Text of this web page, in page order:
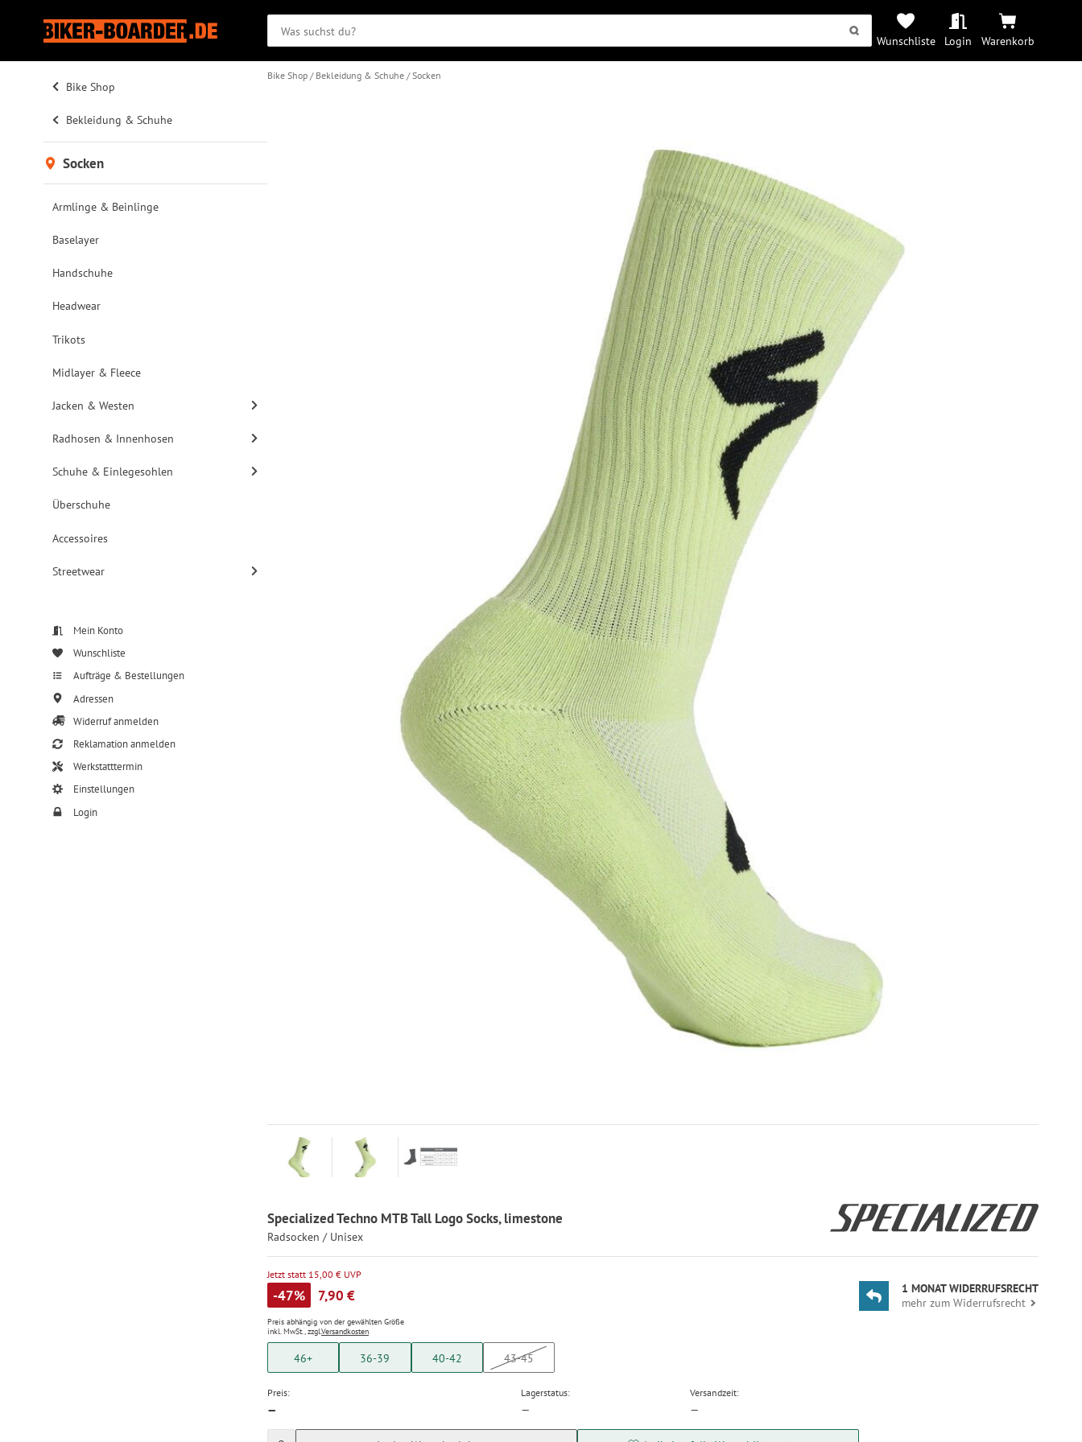
Wunschliste Login Warenkorb
Bike Shop
Bekleidung & Schuhe
Socken
Armlinge & Beinlinge
Baselayer
Handschuhe
Headwear
Trikots
Midlayer & Fleece
Jacken & Westen
Radhosen & Innenhosen
Schuhe & Einlegesohlen
Überschuhe
Accessoires
Streetwear
Mein Konto
Wunschliste
Aufträge & Bestellungen
Adressen
Widerruf anmelden
Reklamation anmelden
Werkstatttermin
Einstellungen
Login
Bike Shop Bekleidung & Schuhe Socken
Specialized Techno MTB Tall Logo Socks, limestone
Radsocken / Unisex
Jetzt statt 15,00 € UVP
-47% 7,90 €
Preis abhängig von der gewählten Größe
inkl. MwSt., zzgl.Versandkosten
46+ 36-39 40-42 43-45
Preis:
—
Lagerstatus:
—
Versandzeit:
—
1 MONAT WIDERRUFSRECHT
mehr zum Widerrufsrecht